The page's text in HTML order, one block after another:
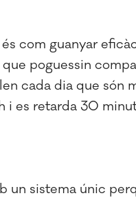
com guanyar
poguessin
cada dia que són
i es retarda 30
un sistema únic